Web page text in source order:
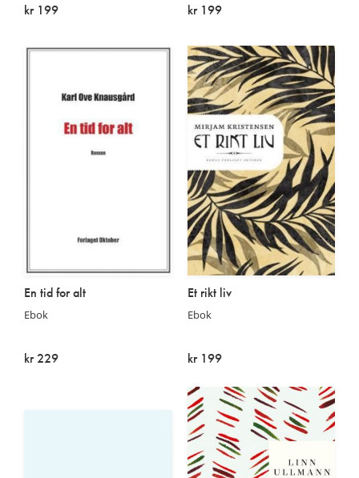
kr 199 kr 199
En tid for alt
Ebok
kr 229
Et rikt liv
Ebok
kr 199